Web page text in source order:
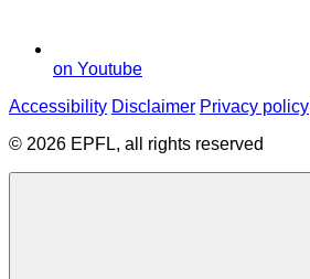
on Youtube
Accessibility Disclaimer Privacy policy
© 2026 EPFL, all rights reserved